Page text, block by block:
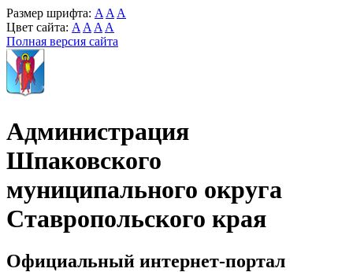
Размер шрифта: A A A
Цвет сайта: A A A A
Полная версия сайта
Администрация
Шпаковского
муниципального округа
Ставропольского края
Официальный интернет-портал